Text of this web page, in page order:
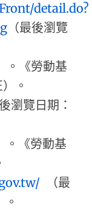
detail.do?
（最後瀏覽
。《勞動基
。
後瀏覽日期：
。《勞動基
（最